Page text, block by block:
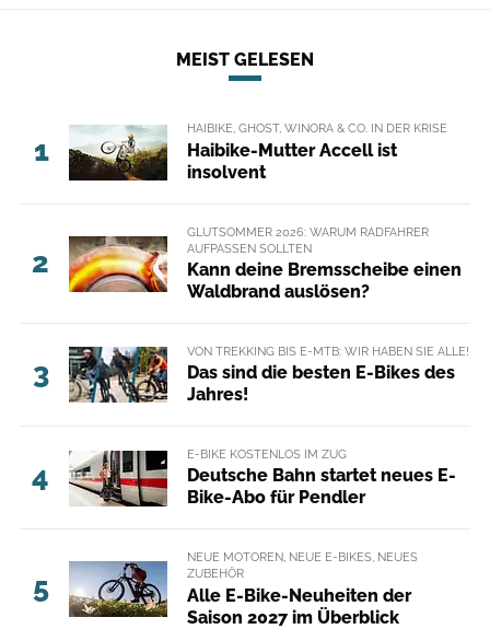
MEIST GELESEN
1
HAIBIKE, GHOST, WINORA & CO. IN DER KRISE
Haibike-Mutter Accell ist
insolvent
2
GLUTSOMMER 2026: WARUM RADFAHRER
AUFPASSEN SOLLTEN
Kann deine Bremsscheibe einen
Waldbrand auslösen?
3
VON TREKKING BIS E-MTB: WIR HABEN SIE ALLE!
Das sind die besten E-Bikes des
Jahres!
4
E-BIKE KOSTENLOS IM ZUG
Deutsche Bahn startet neues E-
Bike-Abo für Pendler
5
NEUE MOTOREN, NEUE E-BIKES, NEUES
ZUBEHÖR
Alle E-Bike-Neuheiten der
Saison 2027 im Überblick